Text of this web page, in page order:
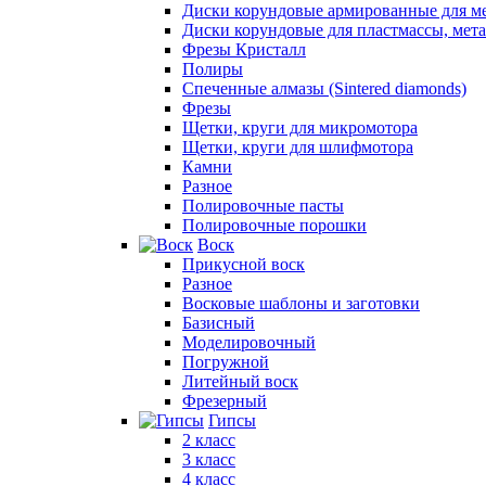
Диски корундовые армированные для
Диски корундовые для пластмассы,
Фрезы Кристалл
Полиры
Спеченные алмазы (Sintered diamonds)
Фрезы
Щетки, круги для микромотора
Щетки, круги для шлифмотора
Камни
Разное
Полировочные пасты
Полировочные порошки
Воск
Прикусной воск
Разное
Восковые шаблоны и заготовки
Базисный
Моделировочный
Погружной
Литейный воск
Фрезерный
Гипсы
2 класс
3 класс
4 класс